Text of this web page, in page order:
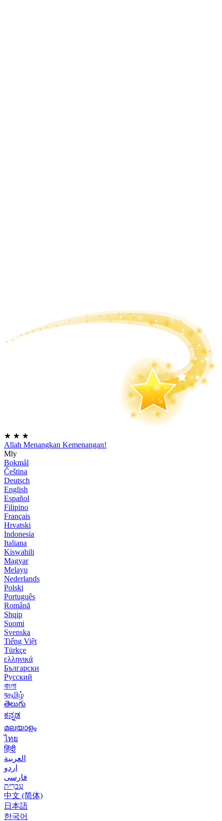
★ ★ ★
Allah Menangkan Kemenangan!
Mly
Bokmål
Čeština
Deutsch
English
Español
Filipino
Français
Hrvatski
Indonesia
Italiana
Kiswahili
Magyar
Melayu
Nederlands
Polski
Português
Română
Shqip
Suomi
Svenska
Tiếng Việt
Türkçe
ελληνικά
Български
Русский
বাংলা
বதமிழ்
తెలుగు
ಕನ್ನಡ
മലയാളം
ไทย
हिंदी
العربية
اردو
فارسی
עִברִית
中文 (简体)
日本語
한국어